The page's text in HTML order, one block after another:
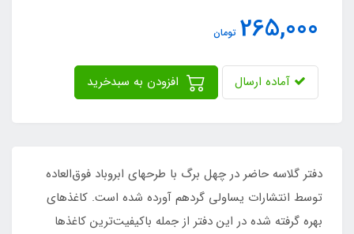
265,000 تومان
آماده ارسال
دفتر گلاسه حاضر در چهل برگ با طرحهای ابروباد فوق‌العاده
توسط انتشارات یساولی گردهم آورده شده است. کاغذهای
بهره گرفته شده در این دفتر از جمله باکیفیت‌ترین کاغذها